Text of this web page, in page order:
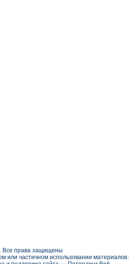
Все права защищены
или частичном использовании